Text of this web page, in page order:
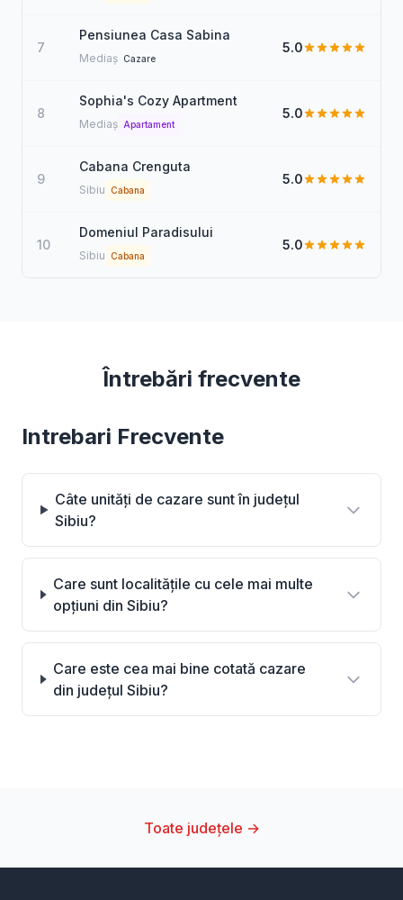
7
Pensiunea Casa Sabina
Mediaș Cazare
5.0
8
Sophia's Cozy Apartment
Mediaș Apartament
5.0
9
Cabana Crenguta
Sibiu Cabana
5.0
10
Domeniul Paradisului
Sibiu Cabana
5.0
Întrebări frecvente
Intrebari Frecvente
Câte unități de cazare sunt în județul
Sibiu?
Care sunt localitățile cu cele mai multe
opțiuni din Sibiu?
Care este cea mai bine cotată cazare
din județul Sibiu?
Toate județele →